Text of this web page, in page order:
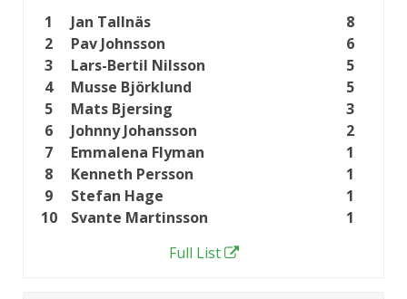
1
Jan Tallnäs
8
2
Pav Johnsson
6
3
Lars-Bertil Nilsson
5
4
Musse Björklund
5
5
Mats Bjersing
3
6
Johnny Johansson
2
7
Emmalena Flyman
1
8
Kenneth Persson
1
9
Stefan Hage
1
10
Svante Martinsson
1
Full List